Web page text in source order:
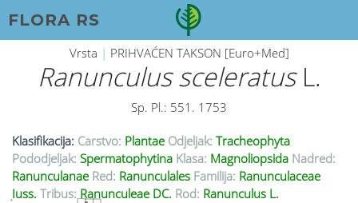
FLORA RS
Vrsta | PRIHVAĆEN TAKSON [Euro+Med]
Ranunculus sceleratusL.
Sp. Pl.: 551. 1753
Klasifikacija: Carstvo: Plantae Odjeljak: Tracheophyta
Pododjeljak: Spermatophytina Klasa: Magnoliopsida Nadred:
Ranunculanae Red: Ranunculales Familija: Ranunculaceae
Juss. Tribus: Ranunculeae DC. Rod: Ranunculus L.